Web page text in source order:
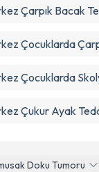
Doku Tumoru
Çarpık Bacak
Çocuklarda
Çocuklarda
Çukur Ayak